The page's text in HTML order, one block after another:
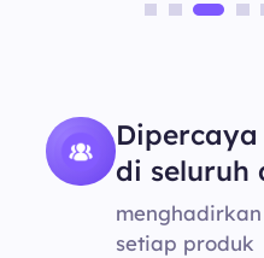
Dipercaya
di seluruh
setiap produk